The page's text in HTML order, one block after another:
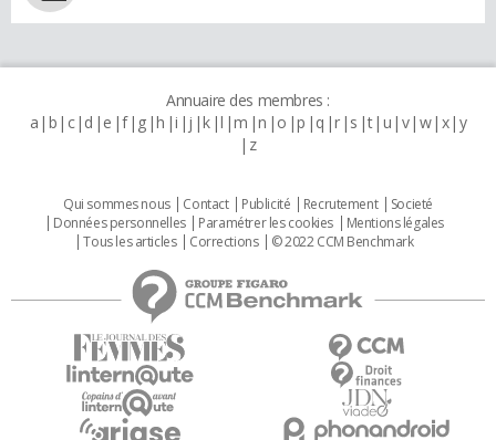
Annuaire des membres :
a b c d e f g h i j k l m n o p q r s t u v w x y
z
Qui sommes nous Contact Publicité Recrutement
Societé
Données personnelles
Paramétrer les cookies
Mentions légales
Tous les articles
Corrections © 2022 CCM Benchmark